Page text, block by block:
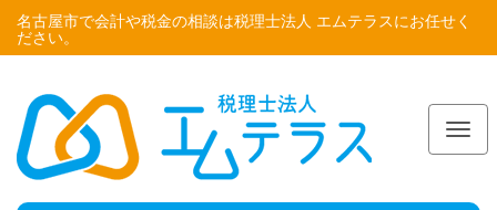
名古屋市で会計や税金の相談は税理士法人 エムテラスにお任せく
ださい。